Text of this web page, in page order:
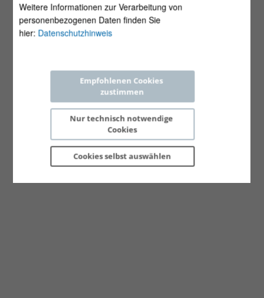
Weitere Informationen zur Verarbeitung von
personenbezogenen Daten finden Sie
hier: Datenschutzhinweis
Empfohlenen Cookies
zustimmen
Nur technisch notwendige
Cookies
Cookies selbst auswählen